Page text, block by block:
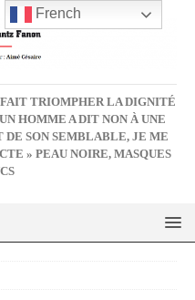
FAIT TRIOMPHER LA DIGNITÉ
HOMME A DIT NON À UNE
DE SON SEMBLABLE, JE ME
» PEAU NOIRE, MASQUES
French